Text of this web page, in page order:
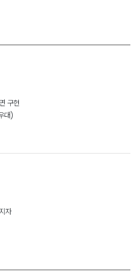
구현
대)
자